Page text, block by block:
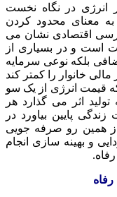
انرژی در نگاه نخست
معنای محدود کردن
اقتصادی نشان می
است و در بسیاری از
بلکه نوعی سرمایه
خانوار را کمتر کند
قیمت انرژی از یک سو
اثر می گذارد هر
پایین بیاورد در
همین رو صرفه جویی
و بهینه سازی انجام